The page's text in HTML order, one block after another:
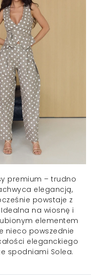
premium – trudno
elegancją,
powstaje z
na wiosnę i
elementem
nieco powszednie
eleganckiego
spodniami Solea.